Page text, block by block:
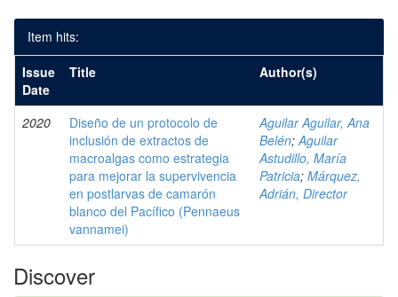
Item hits:
Issue
Date
Title Author(s)
2020
Diseño de un protocolo de
inclusión de extractos de
macroalgas como estrategia
para mejorar la supervivencia
en postlarvas de camarón
blanco del Pacífico (Pennaeus
vannamei)
Aguilar Aguilar, Ana
Belén;Aguilar
Astudillo, María
Patricia; Márquez,
Adrián, Director
Discover